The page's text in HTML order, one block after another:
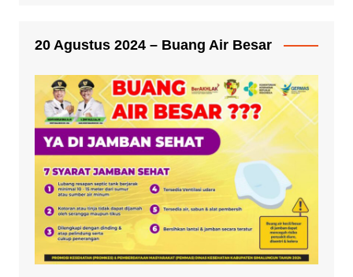
20 Agustus 2024 – Buang Air Besar